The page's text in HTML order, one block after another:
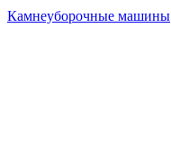
Камнеуборочные машины